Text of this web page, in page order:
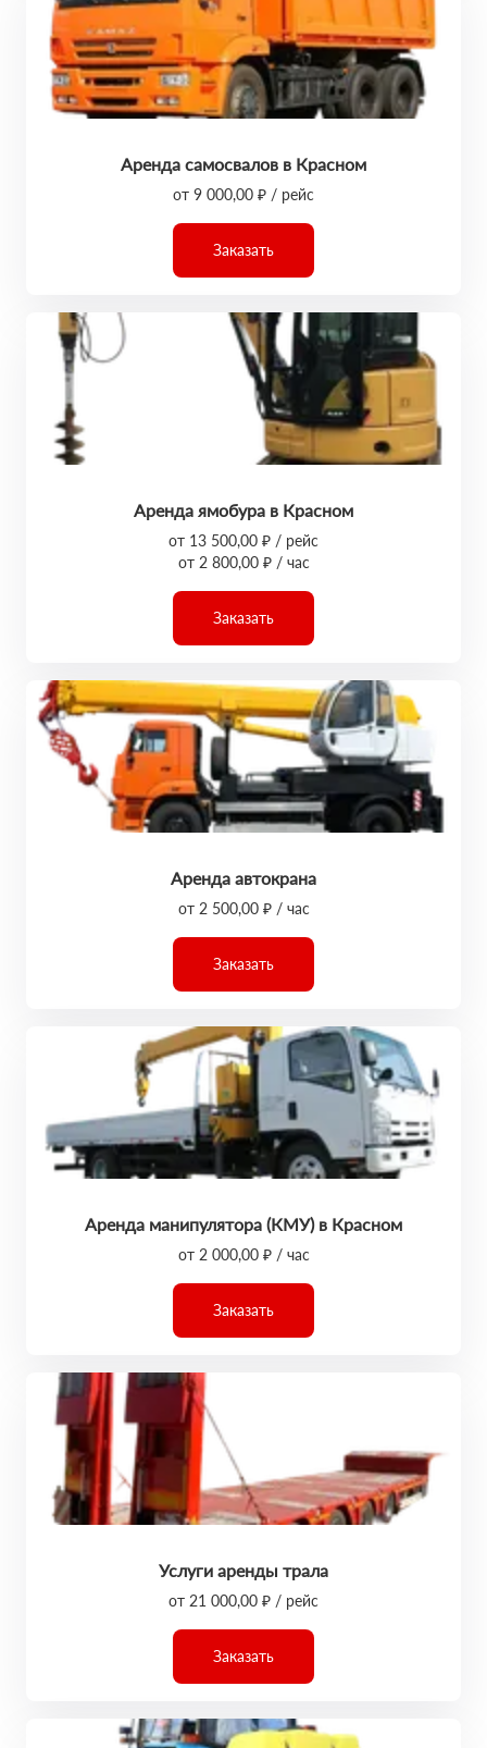
Аренда самосвалов в Красном
от 9 000,00 ₽ / рейс
Заказать
Аренда ямобура в Красном
от 13 500,00 ₽ / рейс
от 2 800,00 ₽ / час
Заказать
Аренда автокрана
от 2 500,00 ₽ / час
Заказать
Аренда манипулятора (КМУ) в Красном
от 2 000,00 ₽ / час
Заказать
Услуги аренды трала
от 21 000,00 ₽ / рейс
Заказать